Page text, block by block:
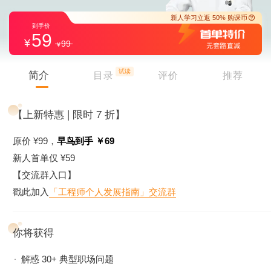
59 99
新人学习立返
简介 目录 试读 评价 推荐
【上新特惠 | 限时 7 折】
原价 ¥99， 早鸟到手 ￥69
新人首单仅 ¥59
【交流群入口】
戳此加入
「工程师个人发展指南」交流群
你将获得
解惑 30+ 典型职场问题